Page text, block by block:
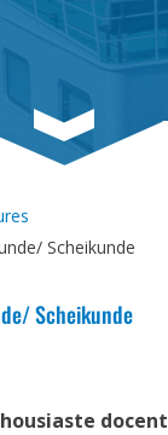
3
Scheikunde
Scheikunde
docent